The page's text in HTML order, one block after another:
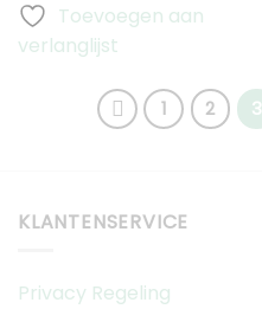
Toevoegen aan
verlanglijst
1 2 3
KLANTENSERVICE
Privacy Regeling